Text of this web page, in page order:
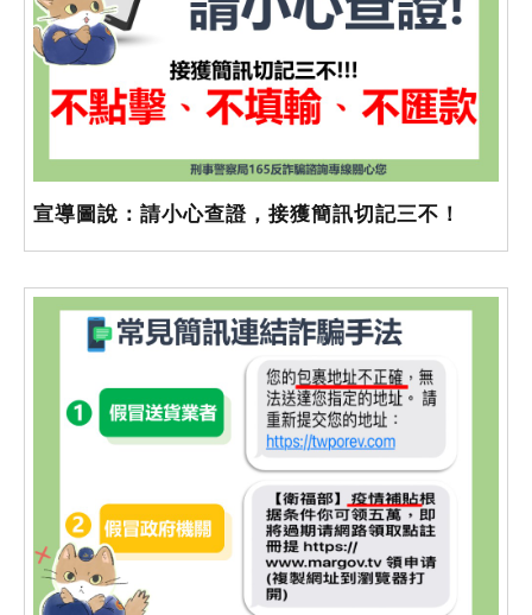
宣導圖說：請小心查證，接獲簡訊切記三不！